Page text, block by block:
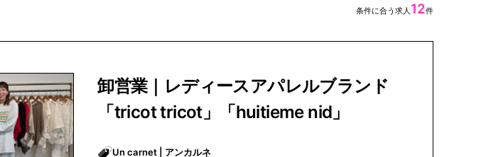
条件に合う求人 12件
卸営業｜レディースアパレルブランド
「tricot tricot」「huitieme nid」
Un carnet | アンカルネ